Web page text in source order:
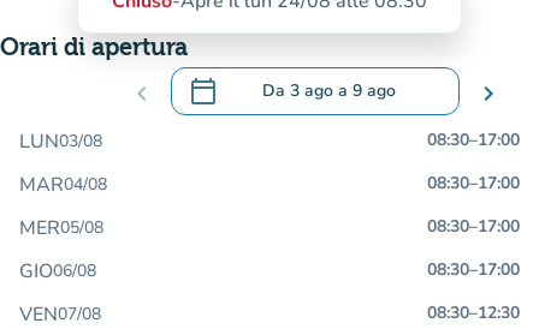
Orari di apertura
chevron_left calendar_today Da 3 ago a 9 ago
.Aprire il calendario per modificare le
chevron_right
LUN03/08 08:30–17:00
MAR04/08 08:30–17:00
MER05/08 08:30–17:00
GIO06/08 08:30–17:00
VEN07/08 08:30–12:30